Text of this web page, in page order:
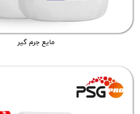
مایع جرم گیر